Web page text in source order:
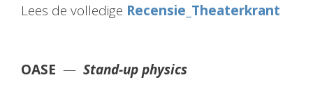
Lees de volledige Recensie_Theaterkrant
OASE — Stand-up physics